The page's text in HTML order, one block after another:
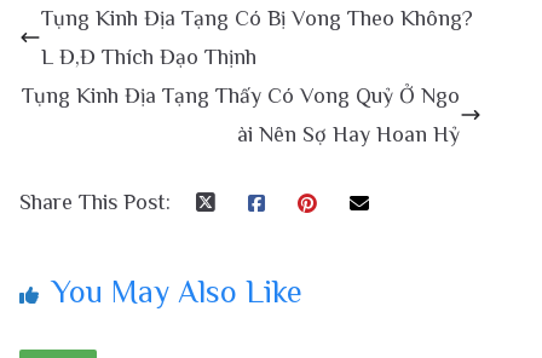
Tụng Kinh Địa Tạng Có Bị Vong Theo Không?
L Đ,Đ Thích Đạo Thịnh
Tụng Kinh Địa Tạng Thấy Có Vong Quỷ Ở Ngo
ài Nên Sợ Hay Hoan Hỷ
Share This Post:
You May Also Like